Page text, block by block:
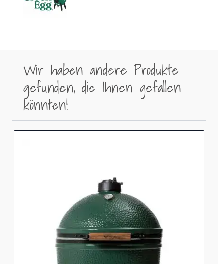
Wir haben andere Produkte
gefunden, die Ihnen gefallen
könnten!